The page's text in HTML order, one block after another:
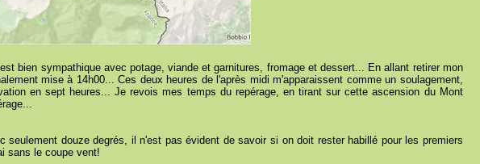
bien sympathique avec potage, viande et garnitures, fromage et dessert... En allant retirer mon
mise à 14h00... Ces deux heures de l'après midi m'apparaissent comme un soulagement,
en sept heures... Je revois mes temps du repérage, en tirant sur cette ascension du Mont
douze degrés, il n'est pas évident de savoir si on doit rester habillé pour les premiers
sans le coupe vent!